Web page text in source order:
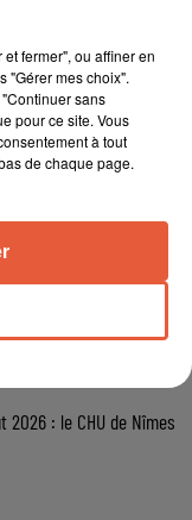
lors d'une
2026 : le CHU de Nîmes
fermer", ou affiner en
"Gérer mes choix".
sans
pour ce site. Vous
à tout
de chaque page.